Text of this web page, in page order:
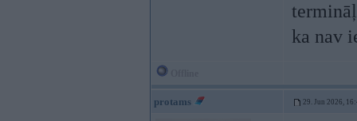
ka nav
protams 29. Jun 2026,